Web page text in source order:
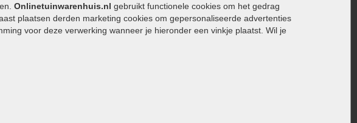
Onlinetuinwarenhuis.nl gebruikt functionele cookies om het gedrag
plaatsen derden marketing cookies om gepersonaliseerde advertenties
voor deze verwerking wanneer je hieronder een vinkje plaatst. Wil je
past bij mij
inrichten
gebakken bestrating